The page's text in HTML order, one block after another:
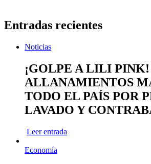
Entradas recientes
Noticias
¡GOLPE A LILI PINK!
ALLANAMIENTOS
TODO EL PAÍS POR
LAVADO Y
Leer entrada
Economía